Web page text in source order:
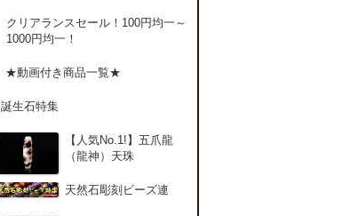
アンデシン（チベット
産日長石）
アンフィボールインク
ォーツ(Amphibole)
アンフィボールロック/
クリアランスセール！100円均一～
1000円均一！
★動画付き商品一覧★
誕生石特集
【人気No.1!】五爪龍
（龍神）天珠
天然石彫刻ビーズ連